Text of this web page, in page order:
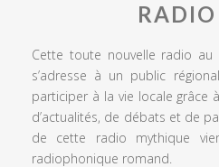
Cette toute nouvelle radio au
s’adresse à un public
participer à la vie locale grâce
d’actualités, de débats et de
de cette radio mythique
radiophonique romand.